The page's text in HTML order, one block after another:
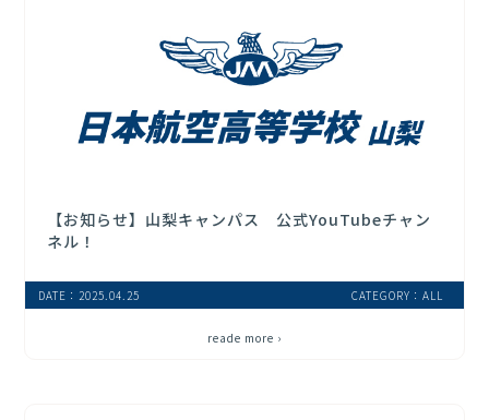
【お知らせ】山梨キャンパス 公式YouTubeチャン
ネル！
DATE：2025.04.25 CATEGORY：ALL
reade more ›